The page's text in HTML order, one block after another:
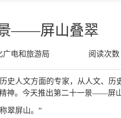
——屏山叠翠
广电和旅游局 阅读次数
史人文方面的专家，从人文、
神。今天推出第二十一景——屏山
翠屏山。”